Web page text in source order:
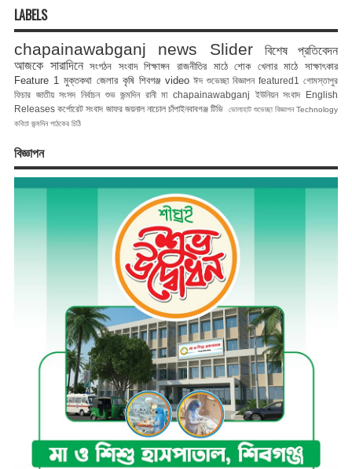
LABELS
chapainawabganj news Slider
বিশেষ প্রতিবেদন
আজকে সারাদিনে সংগঠন সংবাদ শিক্ষাঙ্গন রাজনীতির মাঠে শোক খেলার মাঠে
সাক্ষাৎকার
Feature 1 মুক্তকথা জেলার কৃষি শিবগঞ্জ video ঈদ শুভেচ্ছা বিজ্ঞাপন featured1
গোমস্তাপুর
ফিচার জাতীয় সংসদ নির্বাচন শুভ জন্মদিন রানী মা chapainawabganj ইউনিয়ন সংবাদ
English
Releases কর্পোরেট সংবাদ জাফর জয়নাল নাচোল চাঁপাইনবাবগঞ্জ টিভি ভোলাহাট শুভেচ্ছা বিজ্ঞাপন Technology
কবিতা জন্মদিন পাঠকের চিঠি
বিজ্ঞাপন